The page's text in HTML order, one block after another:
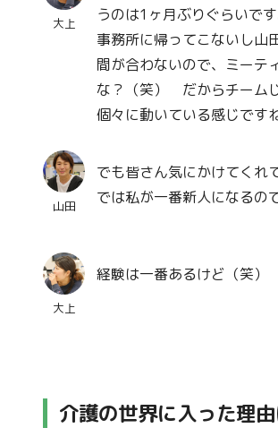
大上
うのは1ヶ月ぶりぐらいで
事務所に帰ってこないし山
間が合わないので、ミーテ
な？（笑） だからチーム
個々に動いている感じですね
山田
でも皆さん気にかけてくれ
では私が一番新人になるの
大上
経験は一番あるけど（笑）
介護の世界に入った理